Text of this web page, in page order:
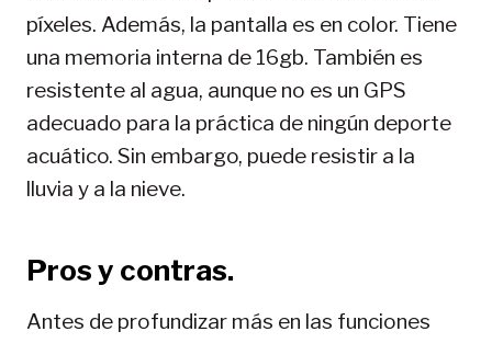
píxeles. Además, la pantalla es en color. Tiene
una memoria interna de 16gb. También es
resistente al agua, aunque no es un GPS
adecuado para la práctica de ningún deporte
acuático. Sin embargo, puede resistir a la
lluvia y a la nieve.
Pros y contras.
Antes de profundizar más en las funciones